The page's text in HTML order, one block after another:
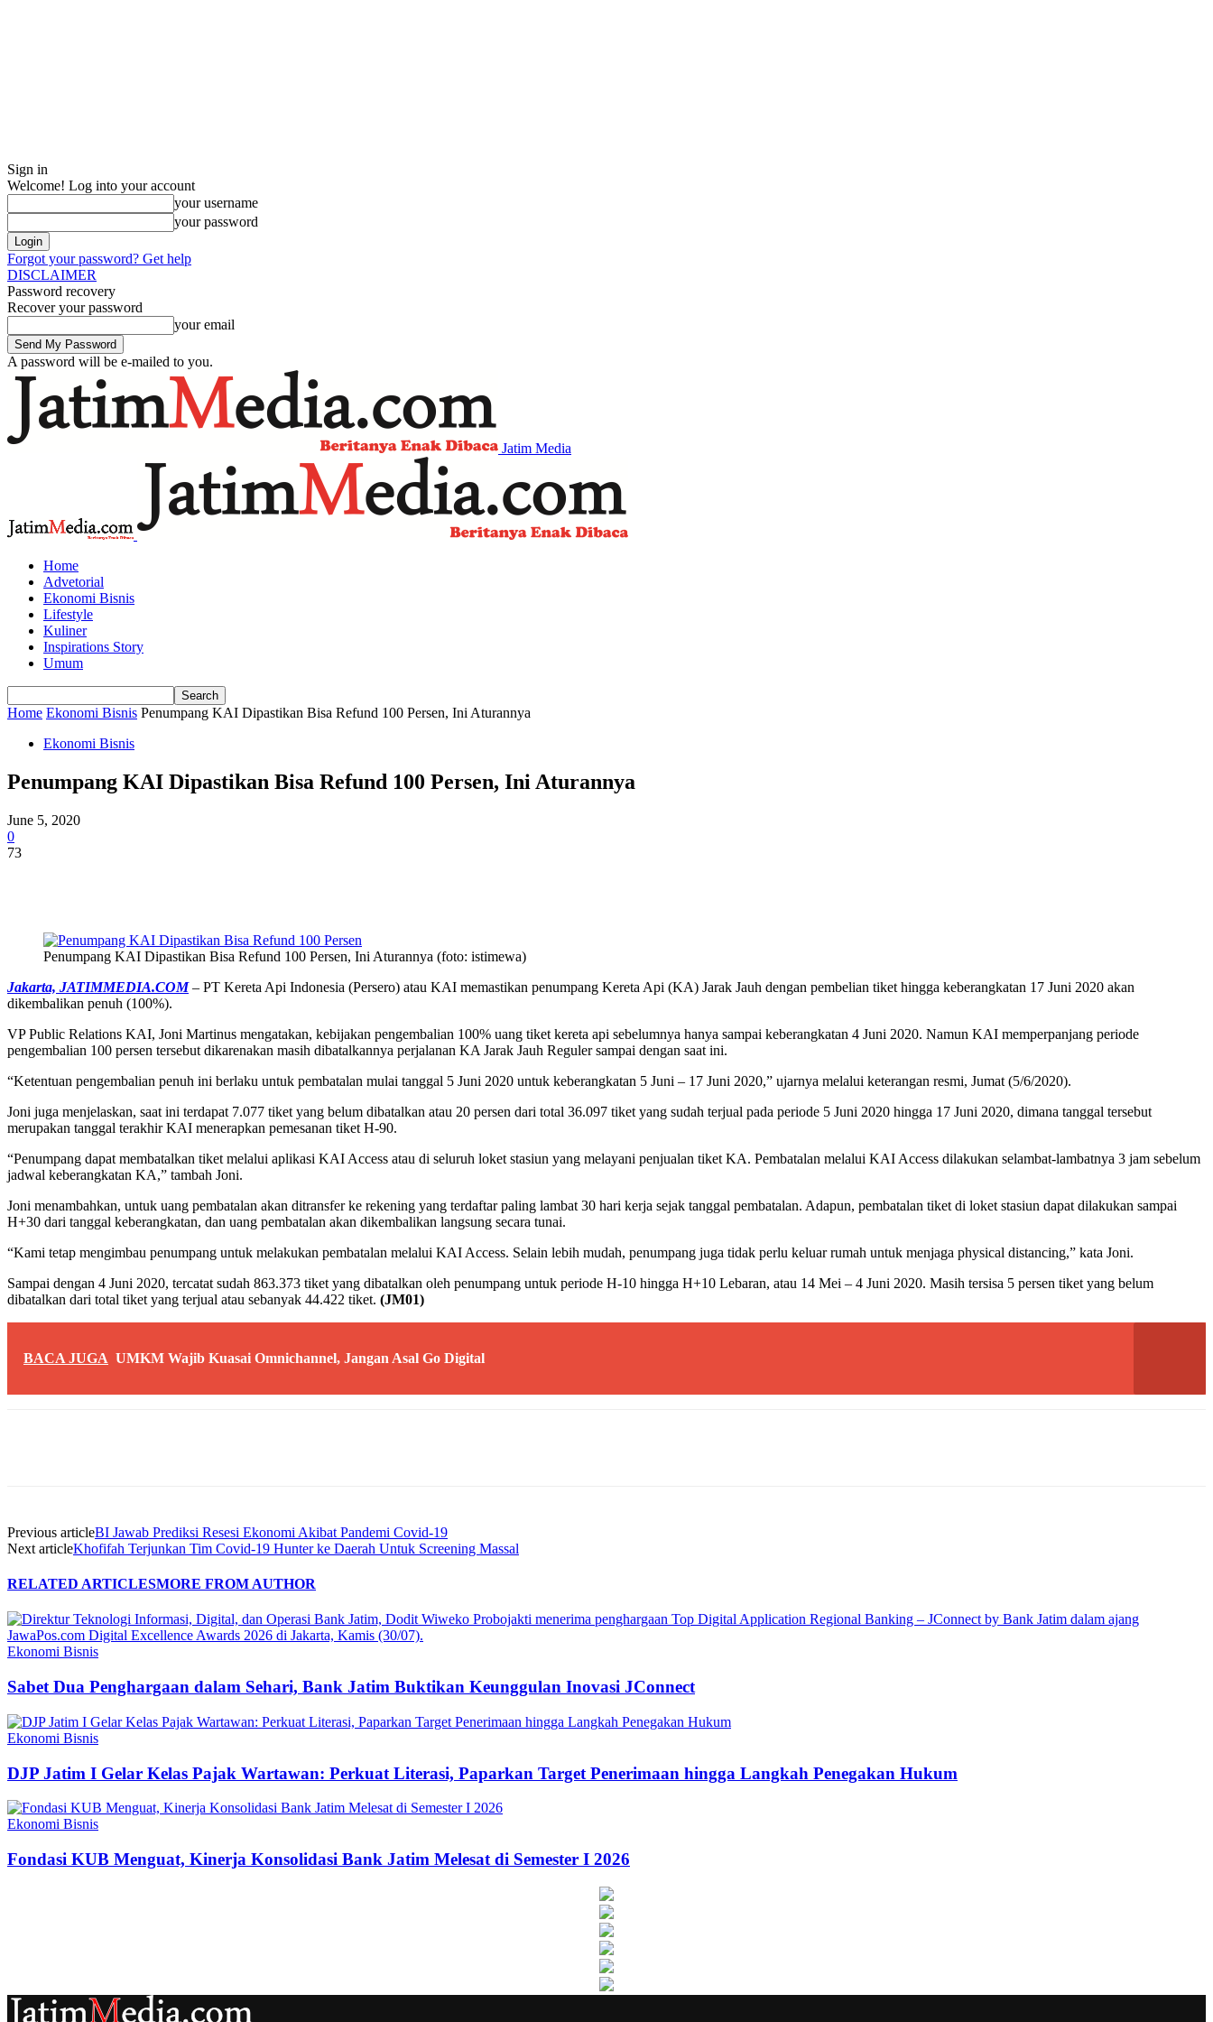
Sign in
Welcome! Log into your account
your username
your password
Forgot your password? Get help
DISCLAIMER
Password recovery
Recover your password
your email
A password will be e-mailed to you.
Jatim Media
Home
Advetorial
Ekonomi Bisnis
Lifestyle
Kuliner
Inspirations Story
Umum
Home Ekonomi Bisnis Penumpang KAI Dipastikan Bisa Refund 100 Persen, Ini Aturannya
Ekonomi Bisnis
Penumpang KAI Dipastikan Bisa Refund 100 Persen, Ini Aturannya
June 5, 2020
0
73
Penumpang KAI Dipastikan Bisa Refund 100 Persen, Ini Aturannya (foto: istimewa)
Jakarta, JATIMMEDIA.COM– PT Kereta Api Indonesia (Persero) atau KAI memastikan penumpang Kereta Api (KA) Jarak Jauh dengan pembelian tiket hingga keberangkatan 17 Juni 2020 akan
dikembalikan penuh (100%).
VP Public Relations KAI, Joni Martinus mengatakan, kebijakan pengembalian 100% uang tiket kereta api sebelumnya hanya sampai keberangkatan 4 Juni 2020. Namun KAI memperpanjang periode
pengembalian 100 persen tersebut dikarenakan masih dibatalkannya perjalanan KA Jarak Jauh Reguler sampai dengan saat ini.
“Ketentuan pengembalian penuh ini berlaku untuk pembatalan mulai tanggal 5 Juni 2020 untuk keberangkatan 5 Juni – 17 Juni 2020,” ujarnya melalui keterangan resmi, Jumat (5/6/2020).
Joni juga menjelaskan, saat ini terdapat 7.077 tiket yang belum dibatalkan atau 20 persen dari total 36.097 tiket yang sudah terjual pada periode 5 Juni 2020 hingga 17 Juni 2020, dimana tanggal tersebut
merupakan tanggal terakhir KAI menerapkan pemesanan tiket H-90.
“Penumpang dapat membatalkan tiket melalui aplikasi KAI Access atau di seluruh loket stasiun yang melayani penjualan tiket KA. Pembatalan melalui KAI Access dilakukan selambat-lambatnya 3 jam sebelum
jadwal keberangkatan KA,” tambah Joni.
Joni menambahkan, untuk uang pembatalan akan ditransfer ke rekening yang terdaftar paling lambat 30 hari kerja sejak tanggal pembatalan. Adapun, pembatalan tiket di loket stasiun dapat dilakukan sampai
H+30 dari tanggal keberangkatan, dan uang pembatalan akan dikembalikan langsung secara tunai.
“Kami tetap mengimbau penumpang untuk melakukan pembatalan melalui KAI Access. Selain lebih mudah, penumpang juga tidak perlu keluar rumah untuk menjaga physical distancing,” kata Joni.
Sampai dengan 4 Juni 2020, tercatat sudah 863.373 tiket yang dibatalkan oleh penumpang untuk periode H-10 hingga H+10 Lebaran, atau 14 Mei – 4 Juni 2020. Masih tersisa 5 persen tiket yang belum
dibatalkan dari total tiket yang terjual atau sebanyak 44.422 tiket. (JM01)
BACA JUGA UMKM Wajib Kuasai Omnichannel, Jangan Asal Go Digital
Previous articleBI Jawab Prediksi Resesi Ekonomi Akibat Pandemi Covid-19
Next articleKhofifah Terjunkan Tim Covid-19 Hunter ke Daerah Untuk Screening Massal
RELATED ARTICLESMORE FROM AUTHOR
Ekonomi Bisnis
Sabet Dua Penghargaan dalam Sehari, Bank Jatim Buktikan Keunggulan Inovasi JConnect
Ekonomi Bisnis
DJP Jatim I Gelar Kelas Pajak Wartawan: Perkuat Literasi, Paparkan Target Penerimaan hingga Langkah Penegakan Hukum
Ekonomi Bisnis
Fondasi KUB Menguat, Kinerja Konsolidasi Bank Jatim Melesat di Semester I 2026